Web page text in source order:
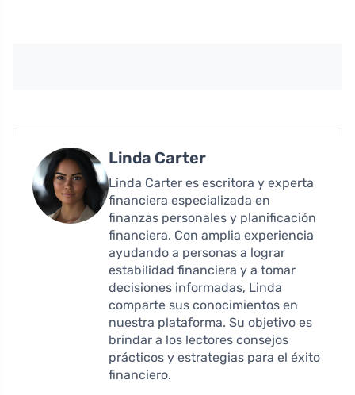
Linda Carter
Linda Carter es escritora y experta
financiera especializada en
finanzas personales y planificación
financiera. Con amplia experiencia
ayudando a personas a lograr
estabilidad financiera y a tomar
decisiones informadas, Linda
comparte sus conocimientos en
nuestra plataforma. Su objetivo es
brindar a los lectores consejos
prácticos y estrategias para el éxito
financiero.